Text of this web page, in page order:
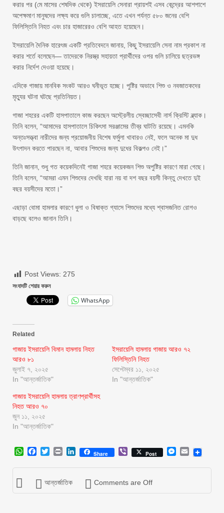
করার পর (মে মাসের শেষদিক থেকে) ইসরায়েলি সেনারা প্রায়শই এসব কেন্দ্রের আশপাশে
অপেক্ষমাণ মানুষদের লক্ষ্য করে গুলি চালাচ্ছে, এতে এখন পর্যন্ত ৫৮০ জনের বেশি
ফিলিস্তিনি নিহত এবং চার হাজারেরও বেশি আহত হয়েছেন।
ইসরায়েলি দৈনিক হারেৎজ একটি প্রতিবেদনে জানায়, কিছু ইসরায়েলি সেনা নাম প্রকাশ না
করার শর্তে বলেছেন— তাদেরকে নিরস্ত্র সহায়তা প্রার্থীদের ওপর গুলি চালিয়ে ছত্রভঙ্গ
করার নির্দেশ দেওয়া হয়েছে।
এদিকে গাজায় মানবিক সংকট আরও ঘনীভূত হচ্ছে। পুষ্টির অভাবে শিশু ও নবজাতকদের
মৃত্যুর ঘটনা ঘটছে প্রতিনিয়ত।
গাজা শহরের একটি হাসপাতালে কাজ করছেন অস্ট্রেলীয় স্বেচ্ছাসেবী নার্স ক্রিস্টি ব্ল্যাক।
তিনি বলেন, “আমাদের হাসপাতালে চিকিৎসা সরঞ্জামের তীব্র ঘাটতি রয়েছে। এমনকি
অন্তঃসত্ত্বা নারীদের জন্য প্রয়োজনীয় বিশেষ ফর্মুলা খাবারও নেই, ফলে অনেক মা দুধ
উৎপাদন করতে পারছেন না, আবার শিশুদের জন্য দুধের বিকল্পও নেই।”
তিনি জানান, শুধু গত কয়েকদিনেই গাজা শহরে কয়েকজন শিশু অপুষ্টির কারণে মারা গেছে।
তিনি বলেন, “আমরা এমন শিশুদের দেখছি যারা নয় বা দশ বছর বয়সী কিন্তু দেখতে দুই
বছর বয়সীদের মতো।”
এছাড়া বোমা হামলার কারণে ধুলা ও বিষাক্ত গ্যাসে শিশুদের মধ্যে শ্বাসজনিত রোগও
বাড়ছে বলেও জানান তিনি।
Post Views: 275
সংবাদটি শেয়ার করুন
WhatsApp
Related
গাজায় ইসরায়েলি বিমান হামলায় নিহত
আরও ৮১
জুলাই ৭, ২০২৫
In "আন্তর্জাতিক"
ইসরায়েলি হামলায় গাজায় আরও ৭২
ফিলিস্তিনি নিহত
সেপ্টেম্বর ১১, ২০২৫
In "আন্তর্জাতিক"
গাজায় ইসরায়েলি হামলায় ত্রাণপ্রার্থীসহ
নিহত আরও ৭০
জুন ১১, ২০২৫
In "আন্তর্জাতিক"
WhatsApp
Facebook
Twitter
Print LinkedIn
Share ViberPost Messenger
Email
আন্তর্জাতিক Comments are Off